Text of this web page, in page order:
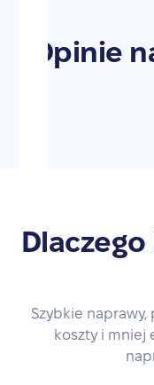
Opinie
Szybkie naprawy,
koszty i mniej